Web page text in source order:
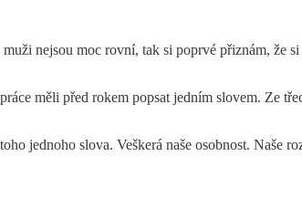
nejsou moc rovní, tak si poprvé přiznám, že
měli před rokem popsat jedním slovem.
jednoho slova. Veškerá naše osobnost. Naše